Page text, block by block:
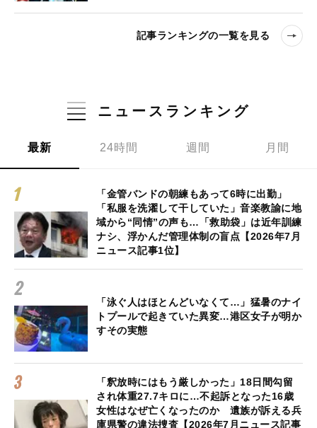
記事ランキングの一覧を見る
ニュースランキング
最新 24時間 週間 月間
「金管バンドの朝練もあって6時に出勤」
「私服を洗濯して干していた」音楽教諭に地
域から“同情”の声も…「救助袋」は近年訓練
ナシ、浮かんだ管理体制の盲点【2026年7月
ニュース記事1位】
「泳ぐ人はほとんどいなくて…」猛暑のナイ
トプールで起きていた異変…港区女子が明か
すその実態
「釈放時にはもう厳しかった」18日間勾留
され体重27.7キロに…不起訴となった16歳
女性はなぜ亡くなったのか 遺族が訴える兵
庫県警の違法捜査【2026年7月ニュース記事